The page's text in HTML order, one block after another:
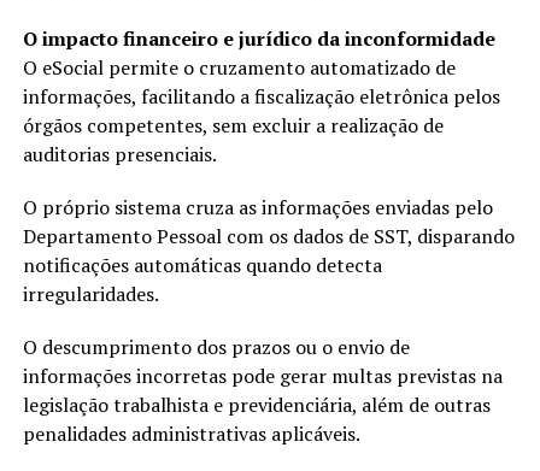
O impacto financeiro e jurídico da inconformidade
O eSocial permite o cruzamento automatizado de
informações, facilitando a fiscalização eletrônica pelos
órgãos competentes, sem excluir a realização de
auditorias presenciais.
O próprio sistema cruza as informações enviadas pelo
Departamento Pessoal com os dados de SST, disparando
notificações automáticas quando detecta
irregularidades.
O descumprimento dos prazos ou o envio de
informações incorretas pode gerar multas previstas na
legislação trabalhista e previdenciária, além de outras
penalidades administrativas aplicáveis.